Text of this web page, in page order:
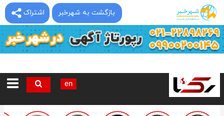
اشتراک بازگشت به شهرخبر